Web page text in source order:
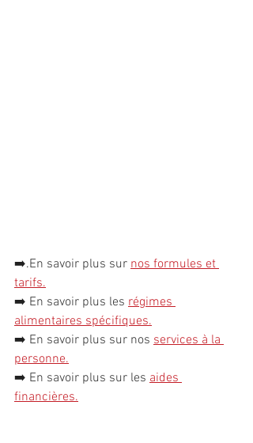
➡️.En savoir plus sur nos formules et
tarifs.
➡️ En savoir plus les régimes
alimentaires spécifiques.
➡️ En savoir plus sur nos services à la
personne.
➡️ En savoir plus sur les aides
financières.